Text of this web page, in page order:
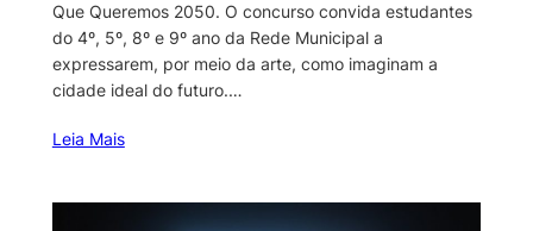
Que Queremos 2050. O concurso convida estudantes
do 4º, 5º, 8º e 9º ano da Rede Municipal a
expressarem, por meio da arte, como imaginam a
cidade ideal do futuro.…
Leia Mais